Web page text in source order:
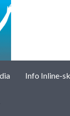
Info Inline-